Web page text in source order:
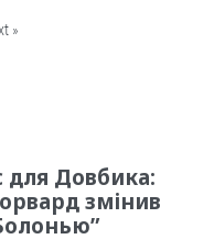
»
Довбика:
змінив